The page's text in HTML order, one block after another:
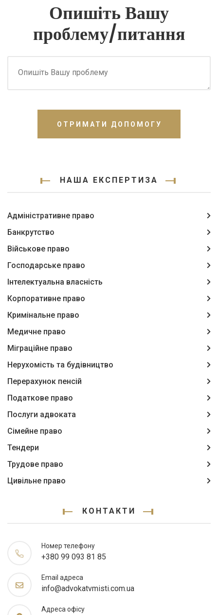
Опишіть Вашу
проблему/питання
ОТРИМАТИ ДОПОМОГУ
НАША ЕКСПЕРТИЗА
Адміністративне право
Банкрутство
Військове право
Господарське право
Інтелектуальна власність
Корпоративне право
Кримінальне право
Медичне право
Міграційне право
Нерухомість та будівництво
Перерахунок пенсій
Податкове право
Послуги адвоката
Сімейне право
Тендери
Трудове право
Цивільне право
КОНТАКТИ
Номер телефону
+380 99 093 81 85
Email адреса
info@advokatvmisti.com.ua
Адреса офісу